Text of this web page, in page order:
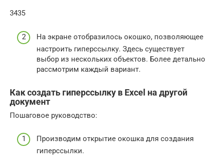
3435
На экране отобразилось окошко, позволяющее
настроить гиперссылку. Здесь существует
выбор из нескольких объектов. Более детально
рассмотрим каждый вариант.
Как создать гиперссылку в Excel на другой
документ
Пошаговое руководство:
Производим открытие окошка для создания
гиперссылки.